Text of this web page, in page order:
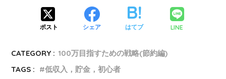
ポスト シェア はてブ LINE
CATEGORY : 100万目指すための戦略(節約編)
TAGS :
低収入，貯金，初心者